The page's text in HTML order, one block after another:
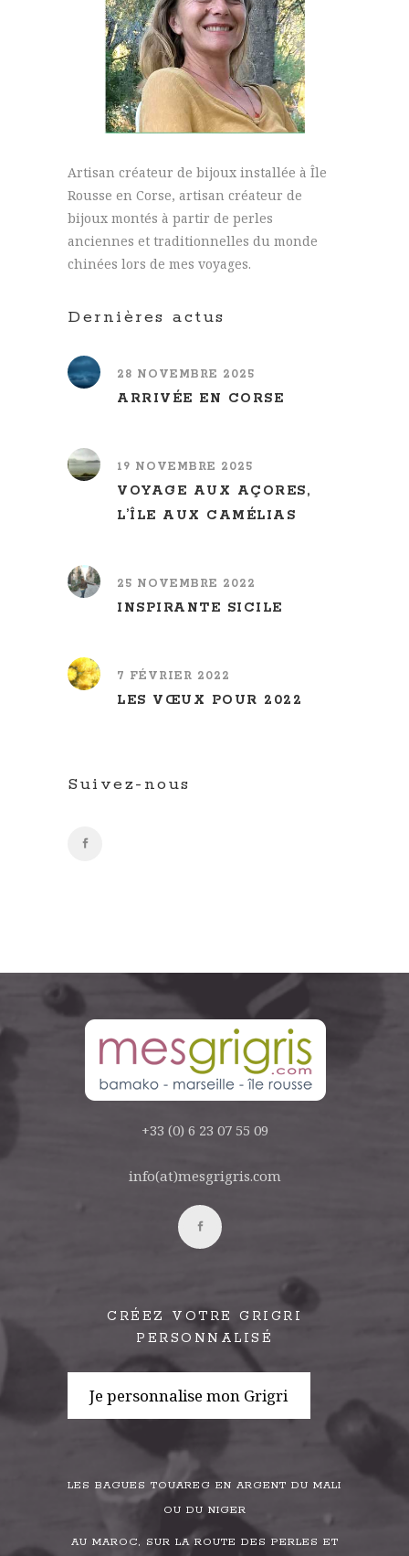
Artisan créateur de bijoux installée à Île
Rousse en Corse, artisan créateur de
bijoux montés à partir de perles
anciennes et traditionnelles du monde
chinées lors de mes voyages.
Dernières actus
28 NOVEMBRE 2025
ARRIVÉE EN CORSE
19 NOVEMBRE 2025
VOYAGE AUX AÇORES,
L’ÎLE AUX CAMÉLIAS
25 NOVEMBRE 2022
INSPIRANTE SICILE
7 FÉVRIER 2022
LES VŒUX POUR 2022
Suivez-nous
+33 (0) 6 23 07 55 09
info(at)mesgrigris.com
CRÉEZ VOTRE GRIGRI
PERSONNALISÉ
Je personnalise mon Grigri
LES BAGUES TOUAREG EN ARGENT DU MALI
OU DU NIGER
AU MAROC, SUR LA ROUTE DES PERLES ET